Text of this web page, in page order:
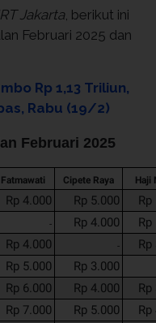
Jakarta, berikut ini
Februari 2025 dan
Rp 1,13 Triliun,
Rabu (19/2)
Februari 2025
Fatmawati Cipete Raya
Haji
Rp 4.000 Rp 5.000 Rp
- Rp 4.000 Rp
Rp 4.000 - Rp
Rp 5.000 Rp 3.000
Rp 6.000 Rp 4.000 Rp
Rp 7.000 Rp 5.000 Rp